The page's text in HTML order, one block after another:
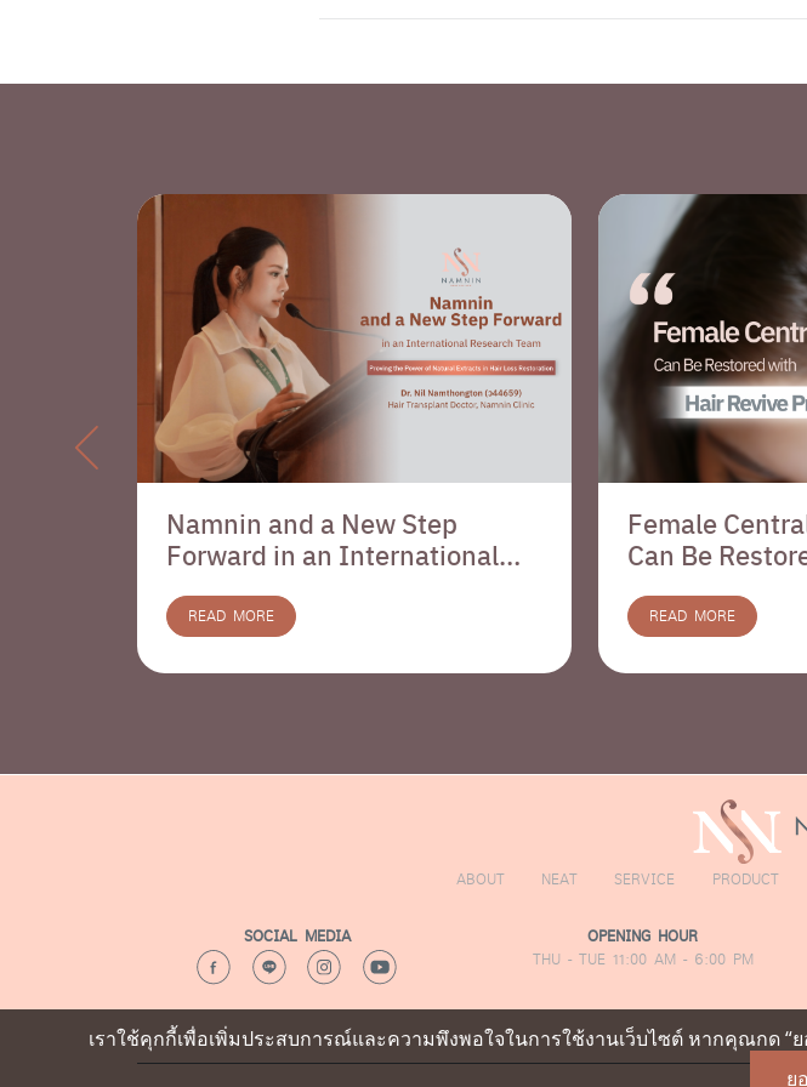
Namnin and a New Step
Forward in an International
Research Team Proving the
Power of Natural Extracts in
Hair Loss Restoration
READ MORE
Female
Can Be
Revive Program
READ MORE
ABOUT NEAT SERVICE PRODUCT
SOCIAL MEDIA
OPENING HOUR
THU - TUE 11:00 AM - 6:00 PM
เราใช้คุกกี้เพื่อเพิ่มประสบการณ์และความพึงพอใจในการใช้งานเว็บไซต์ หากคุณกด
ย